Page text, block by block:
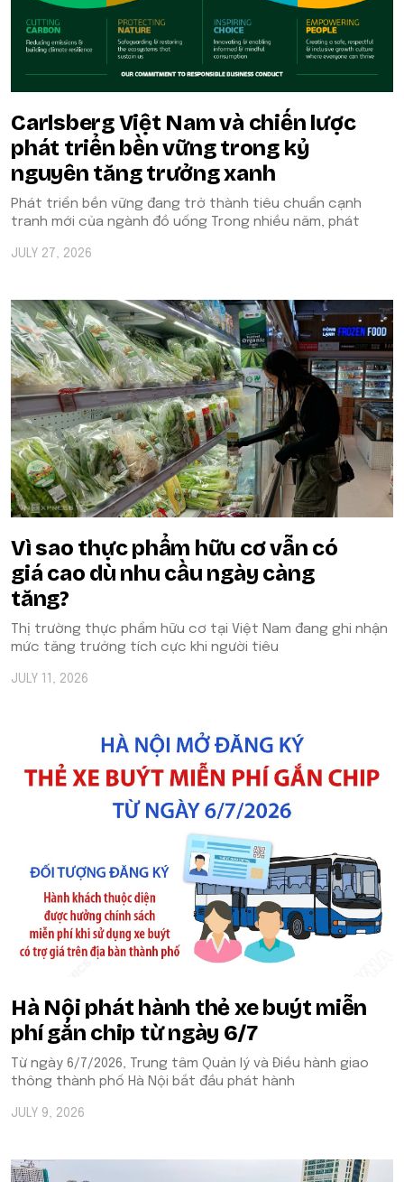
Carlsberg Việt Nam và chiến lược
phát triển bền vững trong kỷ
nguyên tăng trưởng xanh
Phát triển bền vững đang trở thành tiêu chuẩn cạnh
tranh mới của ngành đồ uống Trong nhiều năm, phát
JULY 27, 2026
Vì sao thực phẩm hữu cơ vẫn có
giá cao dù nhu cầu ngày càng
tăng?
Thị trường thực phẩm hữu cơ tại Việt Nam đang ghi nhận
mức tăng trưởng tích cực khi người tiêu
JULY 11, 2026
Hà Nội phát hành thẻ xe buýt miễn
phí gắn chip từ ngày 6/7
Từ ngày 6/7/2026, Trung tâm Quản lý và Điều hành giao
thông thành phố Hà Nội bắt đầu phát hành
JULY 9, 2026